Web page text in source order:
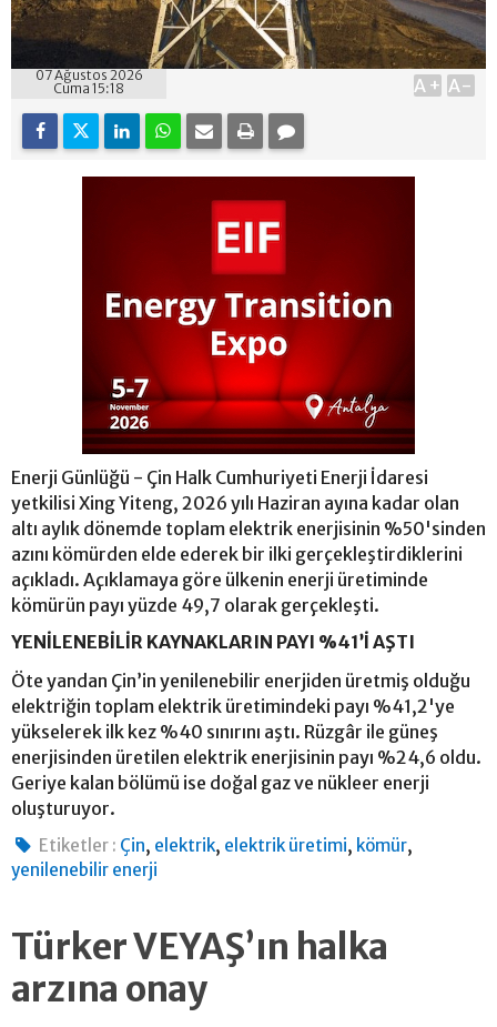
07 Ağustos 2026
Cuma 15:18
A+ A-
Enerji Günlüğü - Çin Halk Cumhuriyeti Enerji İdaresi
yetkilisi Xing Yiteng, 2026 yılı Haziran ayına kadar olan
altı aylık dönemde toplam elektrik enerjisinin %50'sinden
azını kömürden elde ederek bir ilki gerçekleştirdiklerini
açıkladı. Açıklamaya göre ülkenin enerji üretiminde
kömürün payı yüzde 49,7 olarak gerçekleşti.
YENİLENEBİLİR KAYNAKLARIN PAYI %41’İ AŞTI
Öte yandan Çin’in yenilenebilir enerjiden üretmiş olduğu
elektriğin toplam elektrik üretimindeki payı %41,2'ye
yükselerek ilk kez %40 sınırını aştı. Rüzgâr ile güneş
enerjisinden üretilen elektrik enerjisinin payı %24,6 oldu.
Geriye kalan bölümü ise doğal gaz ve nükleer enerji
oluşturuyor.
Etiketler : Çin, elektrik, elektrik üretimi, kömür,
yenilenebilir enerji
Türker VEYAŞ’ın halka
arzına onay